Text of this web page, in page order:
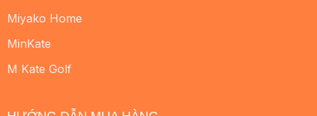
Miyako Home
MinKate
M Kate Golf